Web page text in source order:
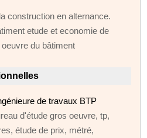
construction en alternance.
etude et economie de
du bâtiment
de travaux BTP
d'étude gros oeuvre, tp,
étude de prix, métré,